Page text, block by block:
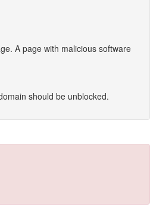
A page with malicious software
should be unblocked.